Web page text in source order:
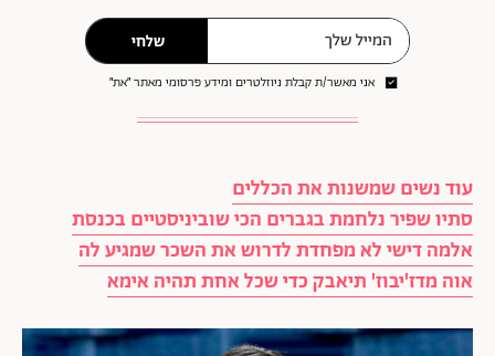
שלחי
אני מאשר/ת קבלת ניוזלטרים ומידע פרסומי מאתר ״את״
עוד נשים שמשנות את הכללים
סתיו שפיר נלחמת בגברים הכי שוביניסטיים בכנסת
אלמה דישי לא מפחדת לדרוש את השכר שמגיע לה
אוה מדז'יבוז' תיאבק כדי שכל אחת תהיה אימא